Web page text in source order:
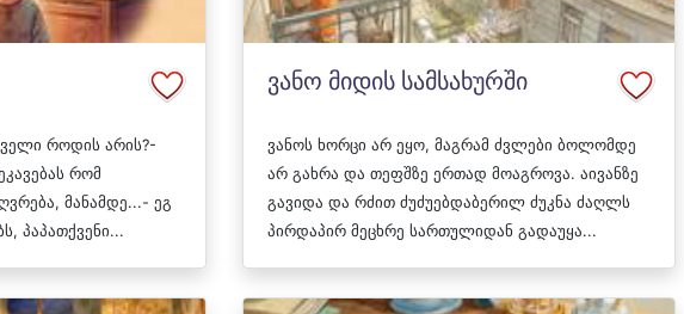
როდის არის?-
რომ
მანამდე...- ეგ
პაპათქვენი...
ვანო მიდის სამსახურში
ვანოს ხორცი არ ეყო, მაგრამ ძვლები ბოლომდე
არ გახრა და თეფშზე ერთად მოაგროვა. აივანზე
გავიდა და რძით ძუძუებდაბერილ ძუკნა ძაღლს
პირდაპირ მეცხრე სართულიდან გადაუყა...